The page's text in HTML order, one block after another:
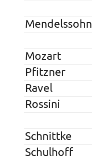
Mendelssohn
Mozart
Pfitzner
Ravel
Rossini
Schnittke
Schulhoff